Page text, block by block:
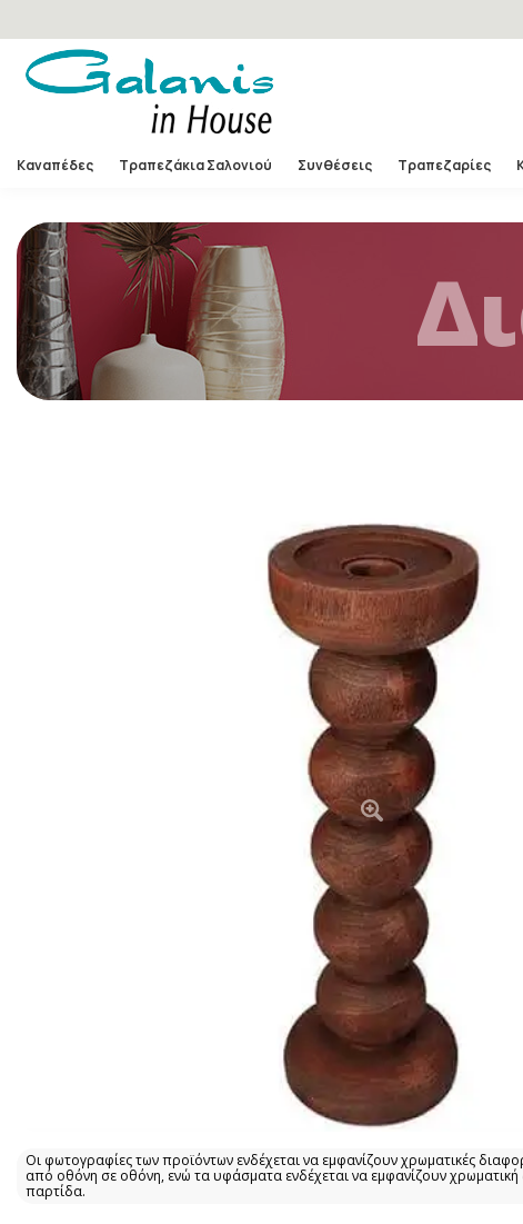
Καναπέδες Τραπεζάκια Σαλονιού Συνθέσεις Τραπεζαρίες
Οι φωτογραφίες των προϊόντων ενδέχεται να εμφανίζουν χρωματικές
από οθόνη σε οθόνη, ενώ τα υφάσματα ενδέχεται να εμφανίζουν
παρτίδα.